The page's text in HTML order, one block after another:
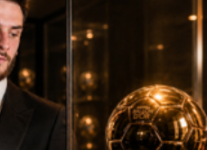
დეფიციტი აქვს? -
ტრამპი პიტ
დეტალები
/ 06-08-2026
მინდა, ბაიდენივით
გადავარდეს“ -